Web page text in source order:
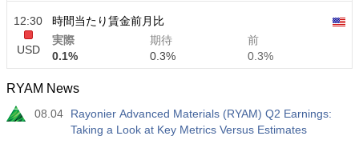
12:30
USD
時間当たり賃金前月比
実際
0.1%
期待
0.3%
前
0.3%
12:30
USD
時間当たり賃金前年比
実際
3.2%
期待
3.5%
前
3.5%
RYAM News
08.04
Rayonier Advanced Materials (RYAM) Q2 Earnings:
Taking a Look at Key Metrics Versus Estimates